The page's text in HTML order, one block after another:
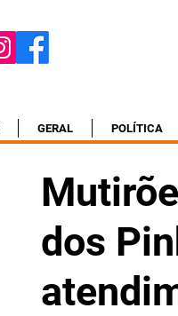
GERAL POLÍTICA
dos